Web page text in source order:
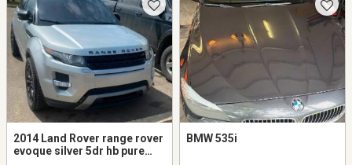
2014 Land Rover range rover
evoque silver 5dr hb pure
BMW 535i